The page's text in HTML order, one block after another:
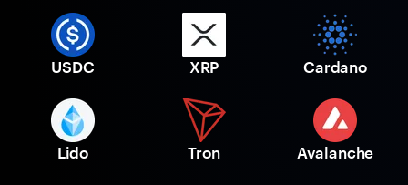
USDC XRP Cardano
Lido Tron Avalanche